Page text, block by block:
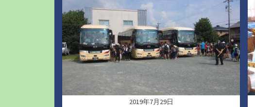
ー
2019年7月29日